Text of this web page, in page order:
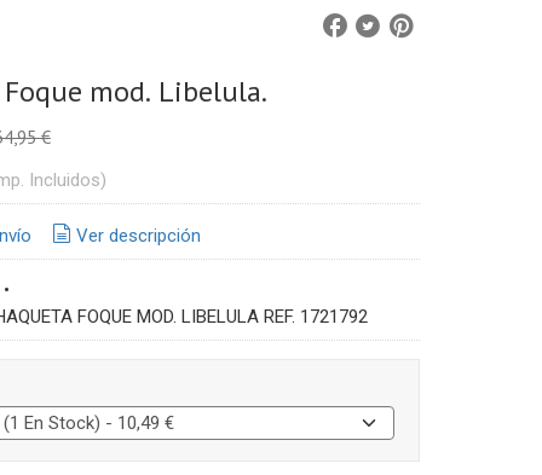
mod. Libelula.
€
Incluidos)
Ver descripción
FOQUE MOD. LIBELULA REF. 1721792